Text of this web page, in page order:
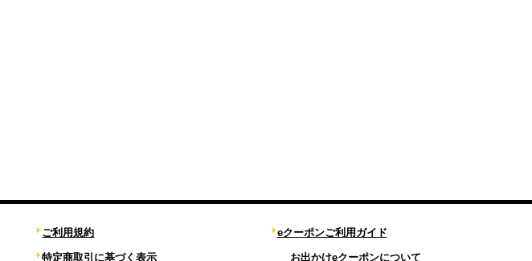
ご利用規約
特定商取引に基づく表示
eクーポンご利用ガイド
お出かけeクーポンについて